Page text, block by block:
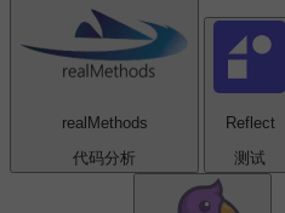
realMethods
代码分析
Reflect
测试